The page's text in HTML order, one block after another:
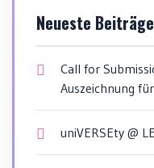
Neueste Beiträge
Call for
Auszeichnung
uniVERSEty @